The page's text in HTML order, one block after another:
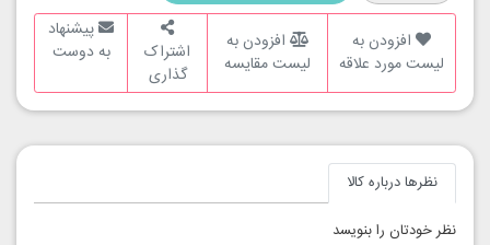
افزودن به
لیست مورد علاقه
افزودن به
لیست مقایسه
اشتراک
گذاری
پیشنهاد
به دوست
نظرها درباره کالا
نظر خودتان را بنویسد